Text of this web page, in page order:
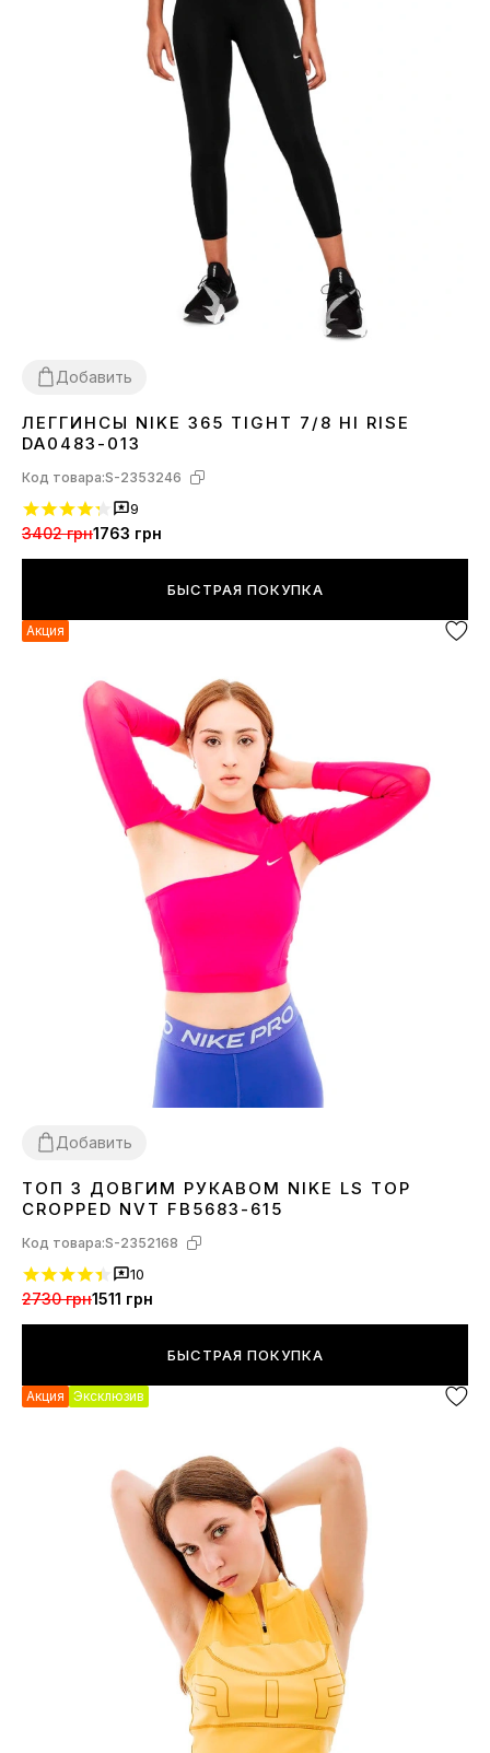
Добавить
XS S ML
ЛЕГГИНСЫ NIKE 365 TIGHT 7/8 HI RISE
DA0483-013
Код товара:S-2353246
9
3402 грн1763 грн
БЫСТРАЯ ПОКУПКА
Акция
Добавить
XS S
ТОП З ДОВГИМ РУКАВОМ NIKE LS TOP
CROPPED NVT FB5683-615
Код товара:S-2352168
10
2730 грн1511 грн
БЫСТРАЯ ПОКУПКА
Акция Эксклюзив